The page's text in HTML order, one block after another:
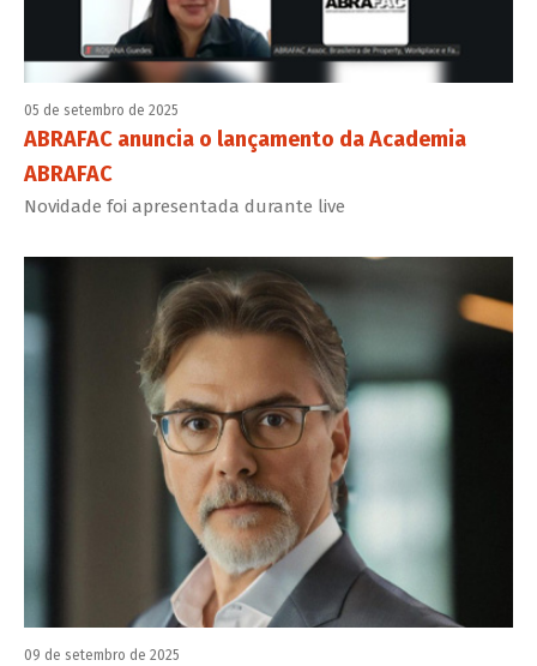
05 de setembro de 2025
ABRAFAC anuncia o lançamento da Academia
ABRAFAC
Novidade foi apresentada durante live
09 de setembro de 2025